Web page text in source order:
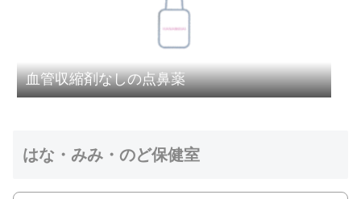
血管収縮剤なしの点鼻薬
はな・みみ・のど保健室